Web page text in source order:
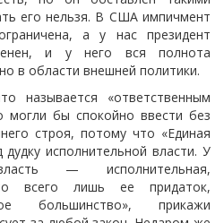
его нельзя. В США импичмент
а у нас президент
и у него вся полнота
в области внешней политики.
называется «ответственным
могли бы спокойно ввести без
строя, потому что «Единая
исполнительной власти. У
— исполнительная,
всего лишь ее придаток,
большинство», прикажи